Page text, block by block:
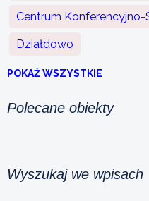
Centrum Konferencyjno-
Działdowo
POKAŻ WSZYSTKIE
Polecane obiekty
Wyszukaj we wpisach